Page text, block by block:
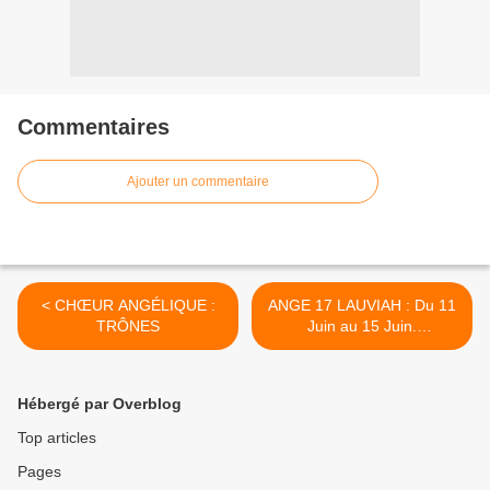
Commentaires
Ajouter un commentaire
< CHŒUR ANGÉLIQUE :
TRÔNES
ANGE 17 LAUVIAH : Du 11
Juin au 15 Juin.
REVELATION >
Hébergé par Overblog
Top articles
Pages